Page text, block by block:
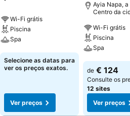
Wi-Fi grátis
Piscina
Spa
Ver preços
Selecione as datas para
ver os preços exatos.
Ver preços
Ayia Napa, a
Centro da
Wi-Fi grátis
Piscina
Spa
Ver preços
de € 124
Consulte os
12 sites
Ver preços